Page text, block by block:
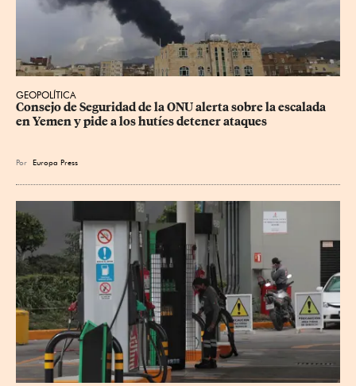
GEOPOLÍTICA
Consejo de Seguridad de la ONU alerta sobre la escalada
en Yemen y pide a los hutíes detener ataques
Por Europa Press